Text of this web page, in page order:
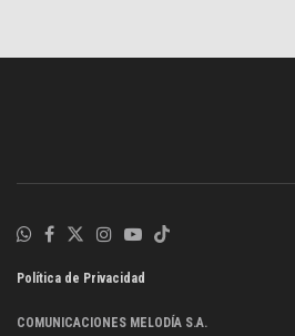
Política de Privacidad
COMUNICACIONES MELODÍA S.A.